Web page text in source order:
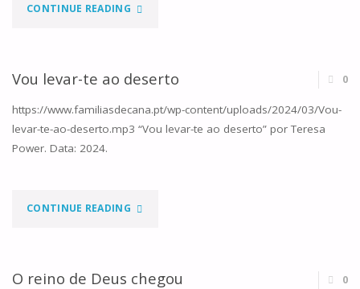
CONTINUE READING"HÓSTIA
Vou levar-te ao deserto 0
https://www.familiasdecana.pt/wp-content/uploads/2024/03/Vou-
levar-te-ao-deserto.mp3 “Vou levar-te ao deserto” por Teresa
Power. Data: 2024.
CONTINUE READING"VOU
TE
O reino de Deus chegou 0